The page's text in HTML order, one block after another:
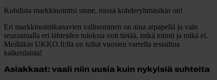
Kohdista markkinointisi sinne, missä kohderyhmäsikin on!
Eri markkinointikanavien valitseminen on aina arpapeliä ja vain
seuraamalla eri lähteiden tuloksia voit tietää, mikä toimii ja mikä ei.
Meilläkin UKKO.fi:llä on tullut vuosien varrella testailtua
kaikenlaista!
Asiakkaat: vaali niin uusia kuin nykyisiä suhteita